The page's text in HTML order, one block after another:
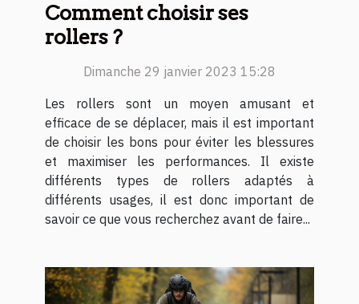
Comment choisir ses
rollers ?
Dimanche 29 janvier 2023 15:28
Les rollers sont un moyen amusant et
efficace de se déplacer, mais il est important
de choisir les bons pour éviter les blessures
et maximiser les performances. Il existe
différents types de rollers adaptés à
différents usages, il est donc important de
savoir ce que vous recherchez avant de faire...